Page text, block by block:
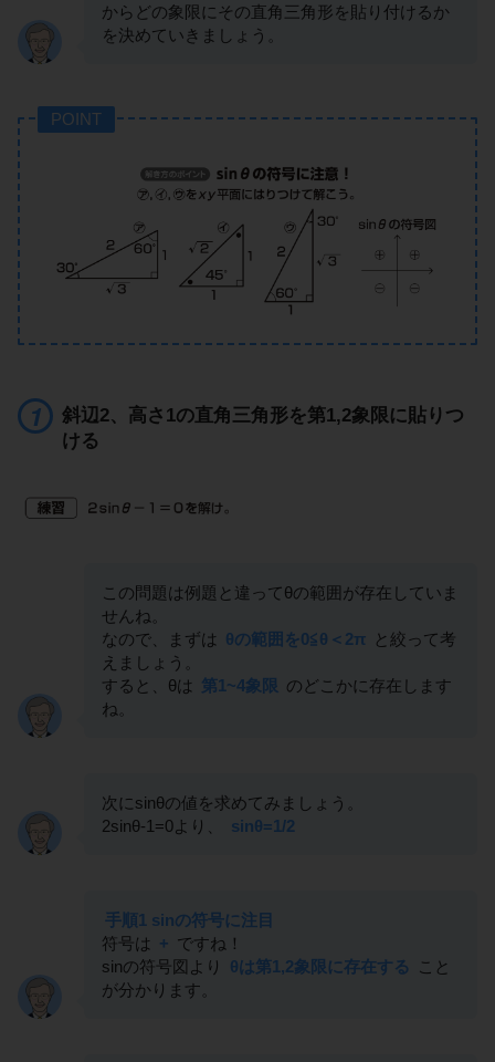
からどの象限にその直角三角形を貼り付けるか
を決めていきましょう。
POINT
斜辺2、高さ1の直角三角形を第1,2象限に貼りつ
ける
この問題は例題と違ってθの範囲が存在していま
せんね。
なので、まずは θの範囲を0≦θ＜2π と絞って考
えましょう。
すると、θは 第1~4象限 のどこかに存在します
ね。
次にsinθの値を求めてみましょう。
2sinθ-1=0より、
sinθ=1/2
手順1 sinの符号に注目
符号は + ですね！
sinの符号図より
θは第1,2象限に存在する
こと
が分かります。